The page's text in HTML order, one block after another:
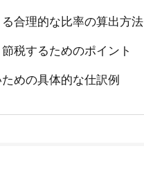
合理的な比率の算出方法
税するためのポイント
めの具体的な仕訳例